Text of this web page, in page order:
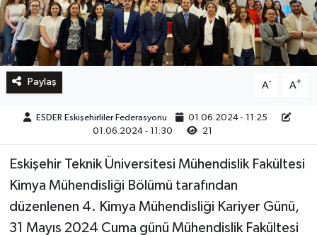
Paylaş A- A+
ESDER Eskişehirliler Federasyonu
01.06.2024 - 11:25
01.06.2024 - 11:30
21
Eskişehir Teknik Üniversitesi Mühendislik Fakültesi
Kimya Mühendisliği Bölümü tarafından
düzenlenen 4. Kimya Mühendisliği Kariyer Günü,
31 Mayıs 2024 Cuma günü Mühendislik Fakültesi